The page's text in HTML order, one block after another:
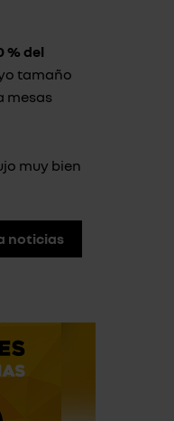
% del
tamaño
mesas
muy bien
noticias